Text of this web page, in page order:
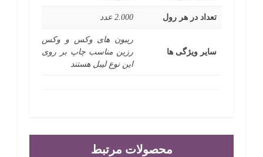
تعداد در هر رول 2.000 عدد
سایر ویژگی ها
ریبون های وکس و وکس
رزین مناسب چاپ بر روی
این نوع لیبل هستند
محصولات مرتبط